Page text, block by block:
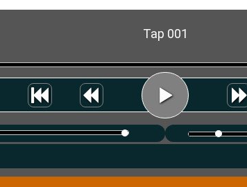
Tap 001